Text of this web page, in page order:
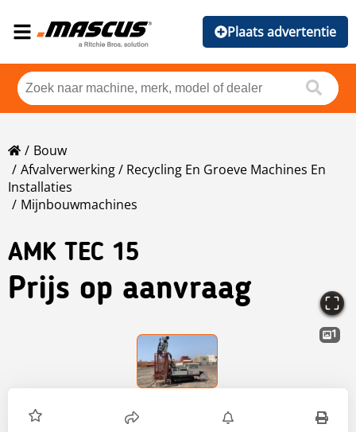
Plaats advertentie
Bouw
Afvalverwerking / Recycling En Groeve Machines En
Installaties
Mijnbouwmachines
AMK TEC 15
Prijs op aanvraag
1